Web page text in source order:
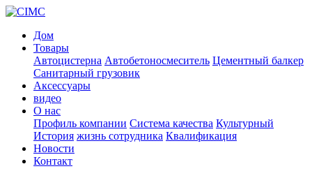
Дом
Товары
Автоцистерна Автобетоносмеситель Цементный балкер
Санитарный грузовик
Аксессуары
видео
О нас
Профиль компании Система качества Культурный
История жизнь сотрудника Квалификация
Новости
Контакт